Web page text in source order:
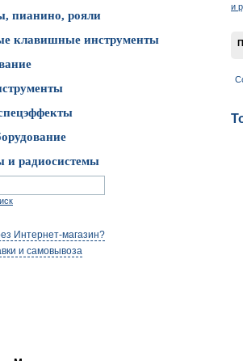
пианино, рояли
клавишные инструменты
радиосистемы
Интернет-магазин?
и самовывоза
и